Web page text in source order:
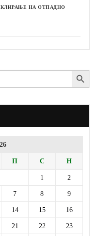
НА ОТПАДНО
Search Button
П С Н
1 2
7 8 9
14 15 16
21 22 23